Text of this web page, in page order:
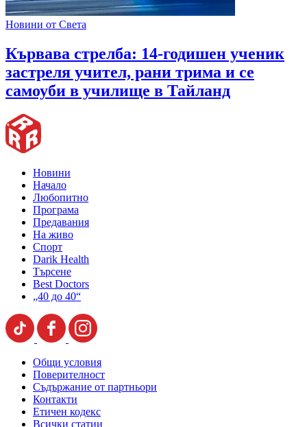
Новини от Света
Кървава стрелба: 14-годишен ученик
застреля учител, рани трима и се
самоуби в училище в Тайланд
Новини
Начало
Любопитно
Програма
Предавания
На живо
Спорт
Darik Health
Търсене
Best Doctors
„40 до 40“
Общи условия
Поверителност
Съдържание от партньори
Контакти
Етичен кодекс
Всички статии